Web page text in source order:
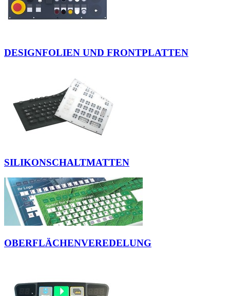
DESIGNFOLIEN UND FRONTPLATTEN
SILIKONSCHALTMATTEN
OBERFLÄCHENVEREDELUNG